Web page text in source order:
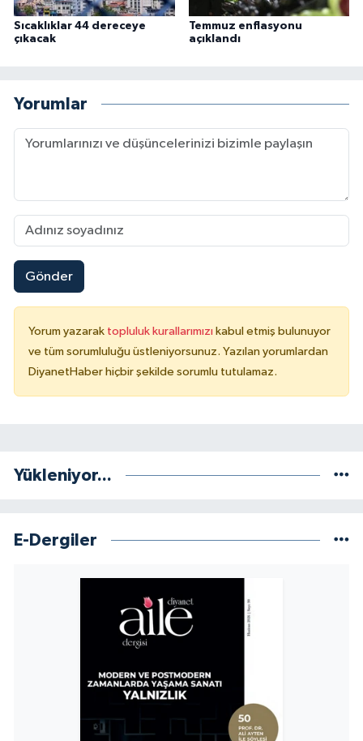
Sıcaklıklar 44 dereceye
çıkacak
Temmuz enflasyonu
açıklandı
Yorumlar
Gönder
Yorum yazarak topluluk kurallarımızı kabul etmiş bulunuyor
ve tüm sorumluluğu üstleniyorsunuz. Yazılan yorumlardan
DiyanetHaber hiçbir şekilde sorumlu tutulamaz.
Yükleniyor...
E-Dergiler
Konya Müftülüğü
Mardin Müftülüğü
Mersin Müftülüğü
Muğla Müftülüğü
Osmaniye Müftülüğü
Samsun Müftülüğü
Siirt Müftülüğü
Sinop Müftülüğü
Sivas Müftülüğü